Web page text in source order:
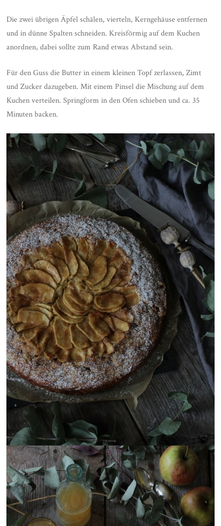
Die zwei übrigen Äpfel schälen, vierteln, Kerngehäuse entfernen
und in dünne Spalten schneiden. Kreisförmig auf dem Kuchen
anordnen, dabei sollte zum Rand etwas Abstand sein.
Für den Guss die Butter in einem kleinen Topf zerlassen, Zimt
und Zucker dazugeben. Mit einem Pinsel die Mischung auf dem
Kuchen verteilen. Springform in den Ofen schieben und ca. 35
Minuten backen.